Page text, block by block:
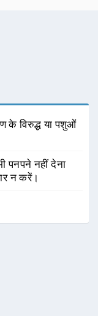
के विरुद्ध या पशुओं
पनपने नहीं देना
न करें।